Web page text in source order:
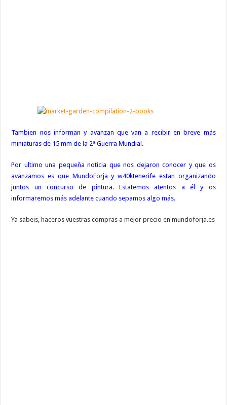
Tambien nos informan y avanzan que van a recibir en breve más
miniaturas de 15 mm de la 2ª Guerra Mundial.
Por ultimo una pequeña noticia que nos dejaron conocer y que os
avanzamos es que MundoForja y w40ktenerife estan organizando
juntos un concurso de pintura. Estatemos atentos a él y os
informaremos más adelante cuando sepamos algo más.
Ya sabeis, haceros vuestras compras a mejor precio en mundoforja.es